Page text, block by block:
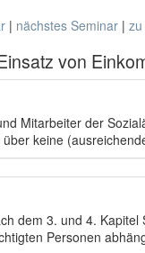
| nächstes Seminar |
von
Mitarbeiter der
keine
dem 3. und 4.
Personen